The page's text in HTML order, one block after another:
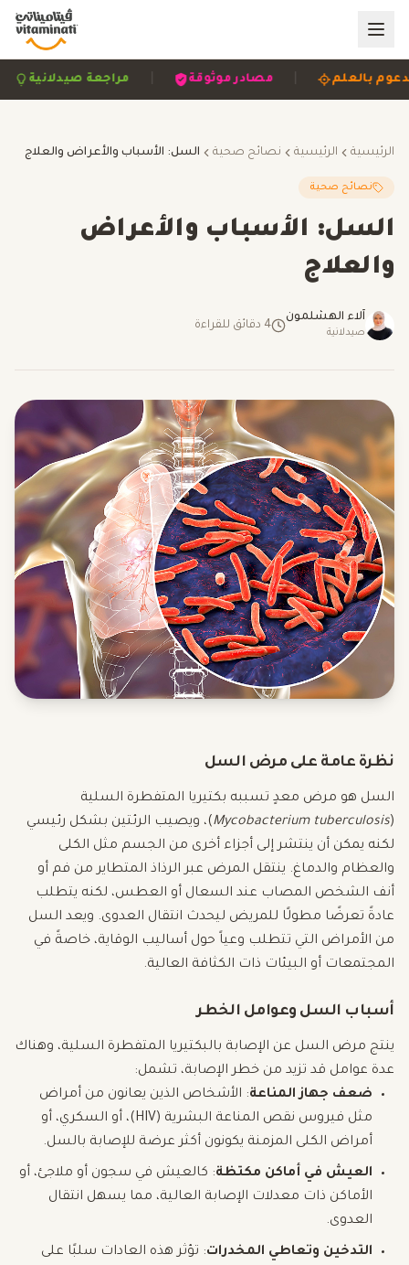
مراجعة صيدلانية | مصادر موثوقة | مدعوم بالعلم
الرئيسية الرئيسية نصائح صحية السل: الأسباب والأعراض والعلاج
نصائح صحية
السل: الأسباب والأعراض
والعلاج
آلاء الهشلمون
صيدلانية
4 دقائق للقراءة
نظرة عامة على مرض السل
السل هو مرض معدٍ تسببه بكتيريا المتفطرة السلية
(
Mycobacterium tuberculosis)، ويصيب الرئتين بشكل رئيسي
لكنه يمكن أن ينتشر إلى أجزاء أخرى من الجسم مثل الكلى
والعظام والدماغ. ينتقل المرض عبر الرذاذ المتطاير من فم أو
أنف الشخص المصاب عند السعال أو العطس، لكنه يتطلب
عادةً تعرضًا مطولًا للمريض ليحدث انتقال العدوى. ويعد السل
من الأمراض التي تتطلب وعياً حول أساليب الوقاية، خاصةً في
المجتمعات أو البيئات ذات الكثافة العالية.
أسباب السل وعوامل الخطر
ينتج مرض السل عن الإصابة بالبكتيريا المتفطرة السلية، وهناك
عدة عوامل قد تزيد من خطر الإصابة، تشمل:
ضعف جهاز المناعة: الأشخاص الذين يعانون من أمراض
مثل فيروس نقص المناعة البشرية (HIV)، أو السكري، أو
أمراض الكلى المزمنة يكونون أكثر عرضة للإصابة بالسل.
العيش في أماكن مكتظة: كالعيش في سجون أو ملاجئ، أو
الأماكن ذات معدلات الإصابة العالية، مما يسهل انتقال
العدوى.
التدخين وتعاطي المخدرات: تؤثر هذه العادات سلبًا على